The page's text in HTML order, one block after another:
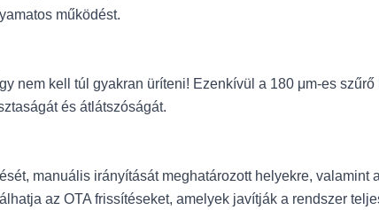
működést.
nem kell túl gyakran üríteni! Ezenkívül a 180 μm-es
és átlátszóságát.
manuális irányítását meghatározott helyekre,
az OTA frissítéseket, amelyek javítják a rendszer